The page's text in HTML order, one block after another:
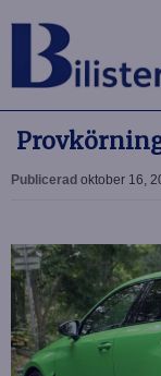
Provkörning
Publicerad oktober 16,